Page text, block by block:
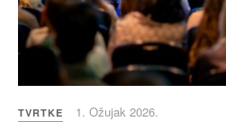
TVRTKE 1. Ožujak 2026.